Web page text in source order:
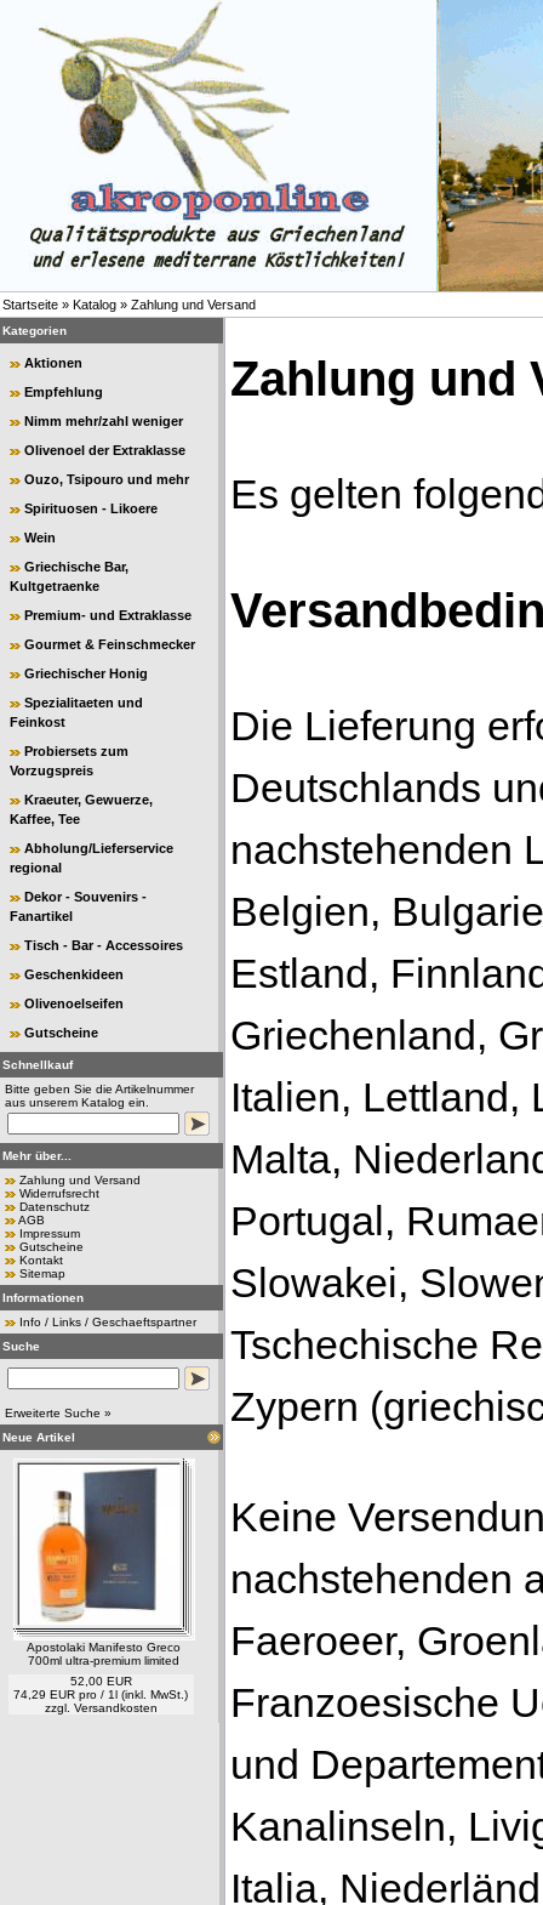
Startseite » Katalog » Zahlung und Versand
Kategorien
Aktionen
Empfehlung
Nimm mehr/zahl weniger
Olivenoel der Extraklasse
Ouzo, Tsipouro und mehr
Spirituosen - Likoere
Wein
Griechische Bar,
Kultgetraenke
Premium- und Extraklasse
Gourmet & Feinschmecker
Griechischer Honig
Spezialitaeten und
Feinkost
Probiersets zum
Vorzugspreis
Kraeuter, Gewuerze,
Kaffee, Tee
Abholung/Lieferservice
regional
Dekor - Souvenirs -
Fanartikel
Tisch - Bar - Accessoires
Geschenkideen
Olivenoelseifen
Gutscheine
Schnellkauf
Bitte geben Sie die Artikelnummer
aus unserem Katalog ein.
Mehr über...
Zahlung und Versand
Widerrufsrecht
Datenschutz
AGB
Impressum
Gutscheine
Kontakt
Sitemap
Informationen
Info / Links / Geschaeftspartner
Suche
Erweiterte Suche »
Neue Artikel
Apostolaki Manifesto Greco
700ml ultra-premium limited
52,00 EUR
74,29 EUR pro / 1l (inkl. MwSt.)
zzgl. Versandkosten
Zahlung und
Es gelten
Die Lieferung
Deutschlands
nachstehenden
Belgien,
Estland,
Griechenland,
Italien, Lettland,
Malta,
Portugal,
Slowakei,
Tschechische
Zypern
Keine
nachstehenden
Faeroeer,
Franzoesische
und
Kanalinseln,
Italia,